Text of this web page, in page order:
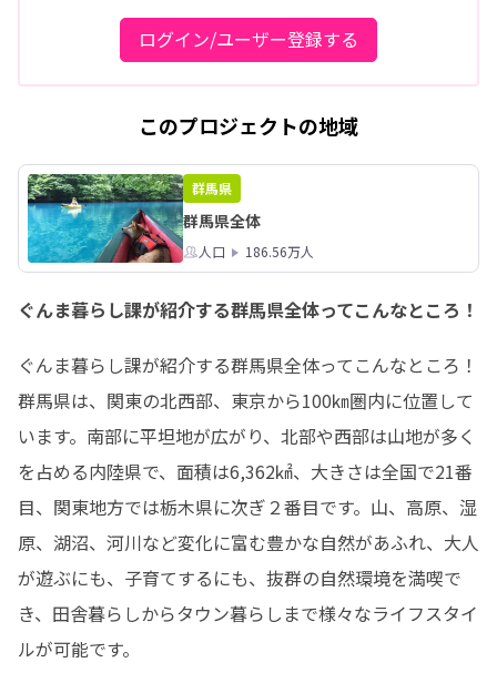
ログイン/ユーザー登録する
このプロジェクトの地域
群馬県
群馬県全体
人口 186.56万人
ぐんま暮らし課が紹介する群馬県全体ってこんなところ！
ぐんま暮らし課が紹介する群馬県全体ってこんなところ！
群馬県は、関東の北西部、東京から100㎞圏内に位置して
います。南部に平坦地が広がり、北部や西部は山地が多く
を占める内陸県で、面積は6,362㎢、大きさは全国で21番
目、関東地方では栃木県に次ぎ２番目です。山、高原、湿
原、湖沼、河川など変化に富む豊かな自然があふれ、大人
が遊ぶにも、子育てするにも、抜群の自然環境を満喫で
き、田舎暮らしからタウン暮らしまで様々なライフスタイ
ルが可能です。